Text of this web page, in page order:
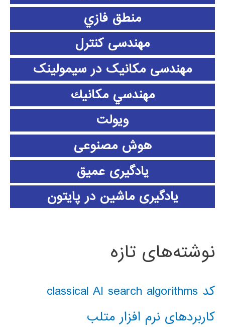
منطق فازي
مهندسی کنترل
مهندسی مکانیک در سیمولینک
مهندسي مكانيك
ویولت
هوش مصنوعی
یادگیری عمیق
یادگیری ماشین در پایتون
نوشته‌های تازه
کد classical AI search algorithms
کاربردهای نرم افزار متلب